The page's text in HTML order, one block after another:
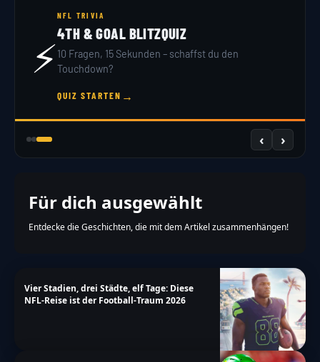
⚡
NFL TRIVIA
4TH & GOAL BLITZQUIZ
10 Fragen, 15 Sekunden – schaffst du den
Touchdown?
QUIZ STARTEN →
‹ ›
Für dich ausgewählt
Entdecke die Geschichten, die mit dem Artikel zusammenhängen!
Vier Stadien, drei Städte, elf Tage: Diese
NFL-Reise ist der Football-Traum 2026